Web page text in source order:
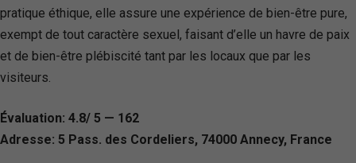
pratique éthique, elle assure une expérience de bien-être pure,
exempt de tout caractère sexuel, faisant d’elle un havre de paix
et de bien-être plébiscité tant par les locaux que par les
visiteurs.
Évaluation: 4.8/ 5 — 162
Adresse: 5 Pass. des Cordeliers, 74000 Annecy, France